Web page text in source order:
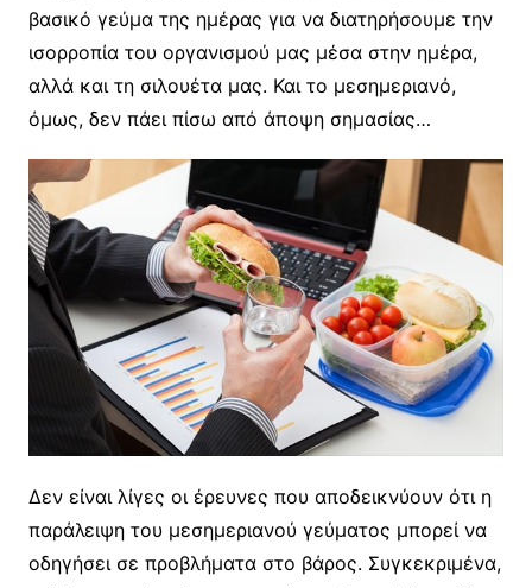
βασικό γεύμα της ημέρας για να διατηρήσουμε την
ισορροπία του οργανισμού μας μέσα στην ημέρα,
αλλά και τη σιλουέτα μας. Και το μεσημεριανό,
όμως, δεν πάει πίσω από άποψη σημασίας…
Δεν είναι λίγες οι έρευνες που αποδεικνύουν ότι η
παράλειψη του μεσημεριανού γεύματος μπορεί να
οδηγήσει σε προβλήματα στο βάρος. Συγκεκριμένα,